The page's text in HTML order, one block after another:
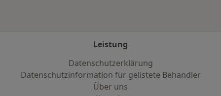
Leistung
Datenschutzerklärung
Datenschutzinformation für gelistete Behandler
Über uns